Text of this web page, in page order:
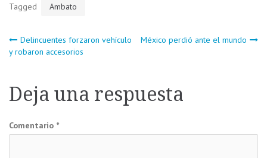
Tagged Ambato
Navegación
entradas
Delincuentes forzaron vehículo
y robaron accesorios
México perdió ante el mundo
Deja una respuesta
Comentario *